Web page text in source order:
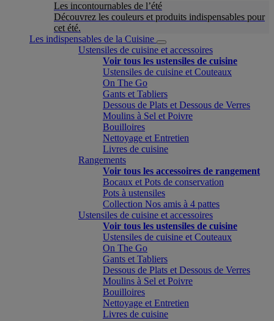
Les incontournables de l’été
Découvrez les couleurs et produits indispensables pour
cet été.
Les indispensables de la Cuisine
Ustensiles de cuisine et accessoires
Voir tous les ustensiles de cuisine
Ustensiles de cuisine et Couteaux
On The Go
Gants et Tabliers
Dessous de Plats et Dessous de Verres
Moulins à Sel et Poivre
Bouilloires
Nettoyage et Entretien
Livres de cuisine
Rangements
Voir tous les accessoires de rangement
Bocaux et Pots de conservation
Pots à ustensiles
Collection Nos amis à 4 pattes
Ustensiles de cuisine et accessoires
Voir tous les ustensiles de cuisine
Ustensiles de cuisine et Couteaux
On The Go
Gants et Tabliers
Dessous de Plats et Dessous de Verres
Moulins à Sel et Poivre
Bouilloires
Nettoyage et Entretien
Livres de cuisine